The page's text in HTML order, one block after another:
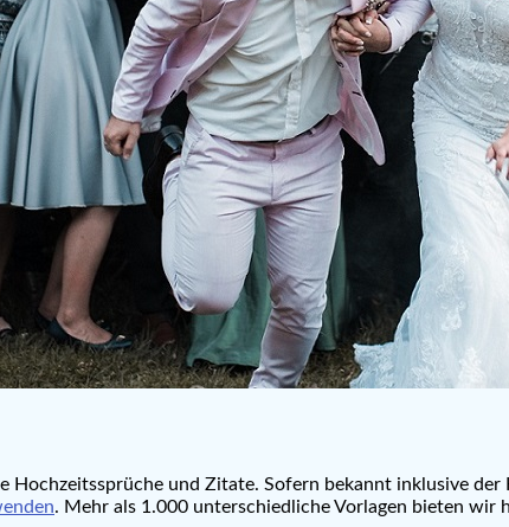
Hochzeitssprüche und Zitate. Sofern bekannt inklusive
. Mehr als 1.000 unterschiedliche Vorlagen bieten wir